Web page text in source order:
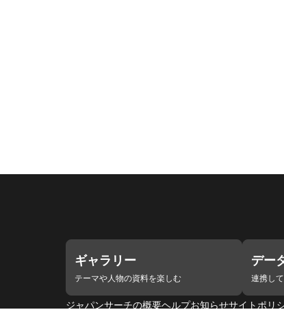
ギャラリー
テーマや人物の資料を楽しむ
デー
連携し
ジャパンサーチの概要ヘルプお知らせサイトポリ